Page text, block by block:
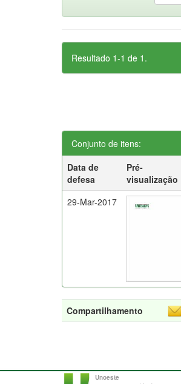
Resultado 1-1 de 1.
Conjunto de itens:
Data de
defesa
Pré-
visualização
29-Mar-2017
Compartilhamento
Unoeste